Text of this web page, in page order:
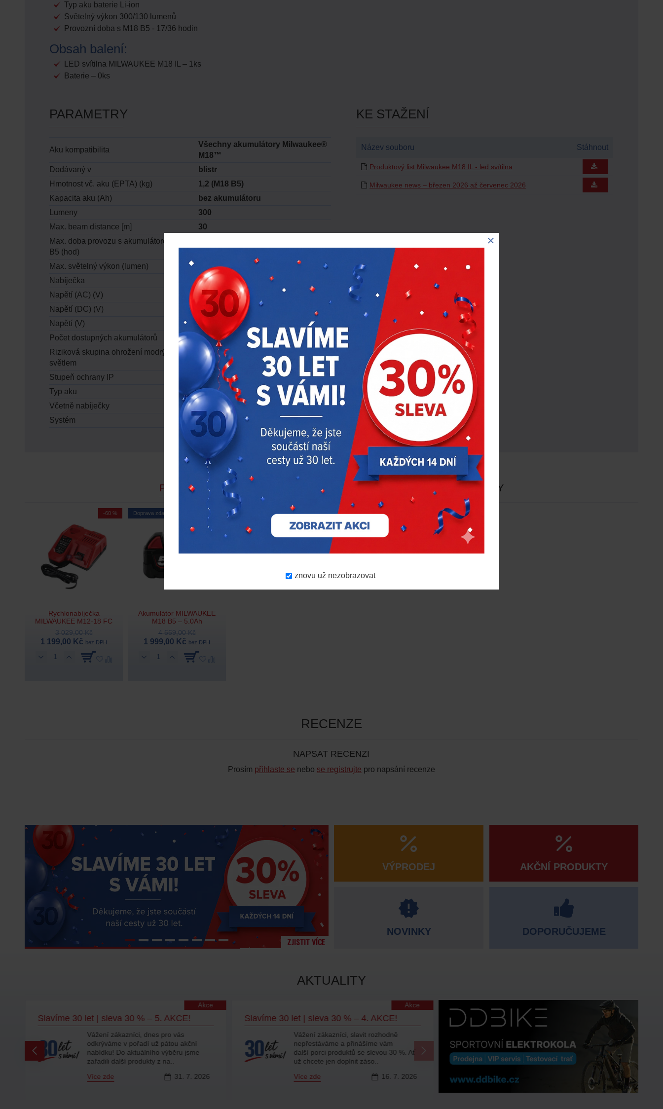
znovu už nezobrazovat
Typ aku baterie Li-ion
Světelný výkon 300/130 lumenů
Provozní doba s M18 B5 - 17/36 hodin
Obsah balení:
LED svítilna MILWAUKEE M18 IL – 1ks
Baterie – 0ks
PARAMETRY
Aku kompatibilita
Všechny akumulátory Milwaukee®
M18™
Dodávaný v
blistr
Hmotnost vč. aku (EPTA) (kg)
1,2 (M18 B5)
Kapacita aku (Ah)
bez akumulátoru
Lumeny
300
Max. beam distance [m]
30
Max. doba provozu s akumulátorem M18
B5 (hod)
17/ -/ 36/ -
Max. světelný výkon (lumen)
300/ -/ 130/ -
Nabíječka
bez nabíječky
Napětí (AC) (V)
bez nabíječky
Napětí (DC) (V)
18
Napětí (V)
18
Počet dostupných akumulátorů
0
Riziková skupina ohrožení modrým
světlem
RG1
Stupeň ochrany IP
IP54
Typ aku
Li-ion
Včetně nabíječky
bez nabíječky
Systém
M18™
KE STAŽENÍ
Název souboru Stáhnout
Produktový list Milwaukee M18 IL - led svítilna
Milwaukee news – březen 2026 až červenec 2026
PODOBNÉ PRODUKTY AKČNÍ NABÍDKA DOPORUČUJEME NOVINKY
-60 %
Rychlonabíječka
MILWAUKEE M12-18 FC
3 029,00 Kč
1 199,00 Kč bez DPH
Doprava zdarma
Akumulátor MILWAUKEE
M18 B5 – 5.0Ah
4 669,00 Kč
1 999,00 Kč bez DPH
RECENZE
NAPSAT RECENZI
Prosím přihlaste se nebo se registrujte pro napsání recenze
ZJISTIT VÍCE
VÝPRODEJ
NOVINKY
AKČNÍ PRODUKTY
DOPORUČUJEME
AKTUALITY
Slavíme 30 let | sleva 30 % – 5. AKCE!
Akce
31. 7. 2026
Vážení zákazníci, dnes pro vás
odkrýváme v pořadí už pátou akční
nabídku! Do aktuálního výběru jsme
zařadili další produkty z na..
Více zde
Slavíme 30 let | sleva 30 % – 4. AKCE!
Akce
16. 7. 2026
Vážení zákazníci, slavit rozhodně
nepřestáváme a přinášíme vám
další porci produktů se slevou 30 %. Ať
už chcete jen doplnit záso..
Více zde